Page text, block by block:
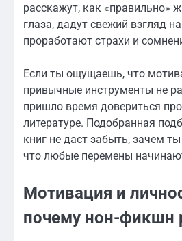
расскажут, как «правильно»
глаза, дадут свежий взгляд
проработают страхи и
Если ты ощущаешь, что
привычные инструменты не
пришло время довериться
литературе. Подобранная
книг не даст забыть, зачем
что любые перемены
Мотивация и
почему нон-фикшн